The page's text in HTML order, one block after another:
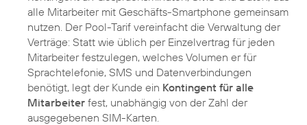
alle Mitarbeiter mit Geschäfts-Smartphone gemeinsam
nutzen. Der Pool-Tarif vereinfacht die Verwaltung der
Verträge: Statt wie üblich per Einzelvertrag für jeden
Mitarbeiter festzulegen, welches Volumen er für
Sprachtelefonie, SMS und Datenverbindungen
benötigt, legt der Kunde ein Kontingent für alle
Mitarbeiter fest, unabhängig von der Zahl der
ausgegebenen SIM-Karten.